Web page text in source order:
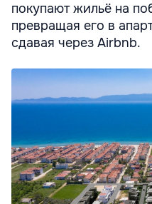
покупают жильё на
превращая его в
сдавая через Airbnb.